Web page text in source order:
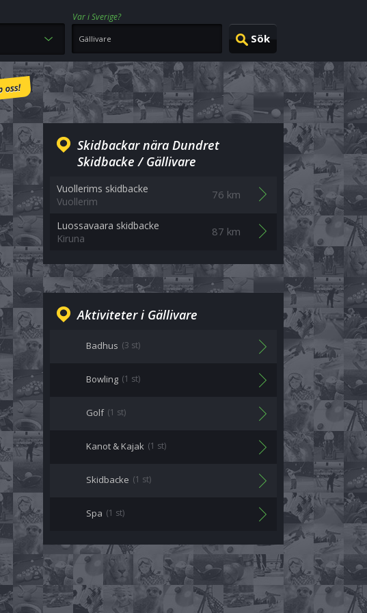
Var i Sverige?
Skidbackar nära Dundret
Skidbacke / Gällivare
Vuollerims skidbacke
Vuollerim
76 km
Luossavaara skidbacke
Kiruna
87 km
Aktiviteter i Gällivare
Badhus (3 st)
Bowling (1 st)
Golf (1 st)
Kanot & Kajak (1 st)
Skidbacke (1 st)
Spa (1 st)